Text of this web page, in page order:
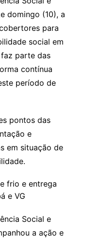
domingo (10), a
para
social em
faz parte das
contínua
período de
pontos das
e
em situação de
Social e
a ação e